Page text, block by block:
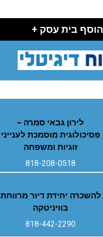
הוסף בית עסק +
לירון גבאי סמרה –
פסיכולוגית מוסמכת לענייני
זוגיות ומשפחה
818-208-0518
להשכרה יחידת דיור מרווחת
בוויניטקה
818-442-2290